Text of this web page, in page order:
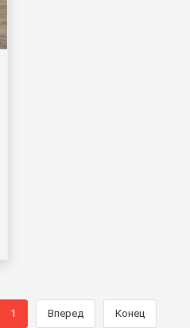
1 Вперед Конец